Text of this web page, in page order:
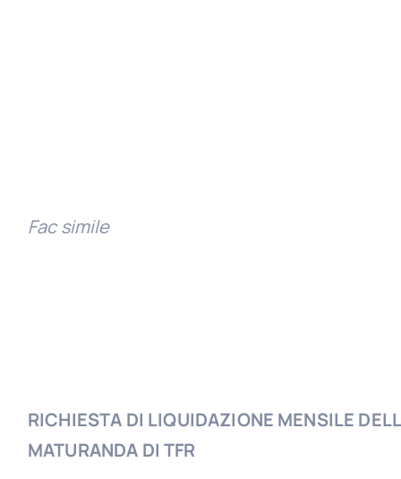
Fac simile
RICHIESTA DI LIQUIDAZIONE MENSILE
MATURANDA DI TFR